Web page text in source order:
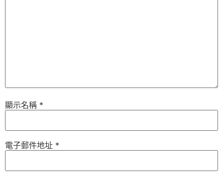
顯示名稱 *
電子郵件地址 *